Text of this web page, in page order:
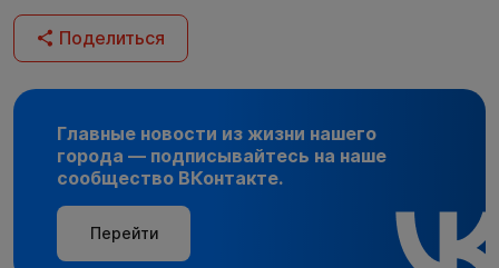
Поделиться
Главные новости из жизни нашего
города — подписывайтесь на наше
сообщество ВКонтакте.
Перейти